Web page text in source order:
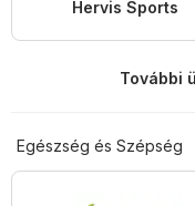
Hervis Sports
További
Egészség és Szépség